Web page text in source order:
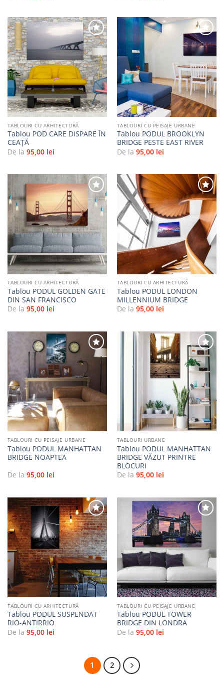
Adaugă
la
favorite
TABLOURI CU ARHITECTURĂ
Tablou POD CARE DISPARE ÎN
CEAȚĂ
De la 95,00 lei
la
favorite
TABLOURI CU PEISAJE URBANE
Tablou PODUL BROOKLYN
BRIDGE PESTE EAST RIVER
De la 95,00 lei
Adaugă
favorite
TABLOURI CU ARHITECTURĂ
Tablou PODUL GOLDEN GATE
DIN SAN FRANCISCO
De la 95,00 lei
Adaugă
la
favorite
TABLOURI CU ARHITECTURĂ
Tablou PODUL LONDON
MILLENNIUM BRIDGE
De la 95,00 lei
Adaugă
la
favorite
TABLOURI CU PEISAJE URBANE
Tablou PODUL MANHATTAN
BRIDGE NOAPTEA
De la 95,00 lei
Adaugă
favorite
TABLOURI URBANE
Tablou PODUL MANHATTAN
BRIDGE VĂZUT PRINTRE
BLOCURI
De la 95,00 lei
Adaugă
la
favorite
TABLOURI CU ARHITECTURĂ
Tablou PODUL SUSPENDAT
RIO-ANTIRRIO
De la 95,00 lei
Adaugă
la
favorite
TABLOURI CU PEISAJE URBANE
Tablou PODUL TOWER
BRIDGE DIN LONDRA
De la 95,00 lei
1 2